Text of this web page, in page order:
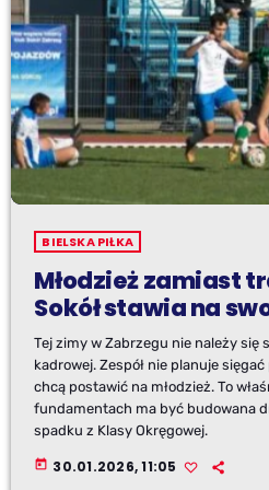
BIELSKA PIŁKA
Młodzież zamiast
Sokół stawia na
Tej zimy w Zabrzegu nie należy się
kadrowej. Zespół nie planuje
chcą postawić na młodzież. To
fundamentach ma być budowana
spadku z Klasy Okręgowej.
today 30.01.2026, 11:05